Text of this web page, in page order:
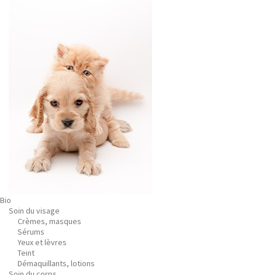
Bio
Soin du visage
Crèmes, masques
Sérums
Yeux et lèvres
Teint
Démaquillants, lotions